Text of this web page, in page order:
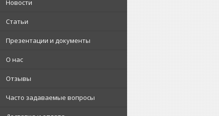
Новости
Статьи
Презентации и документы
О нас
Отзывы
Часто задаваемые вопросы